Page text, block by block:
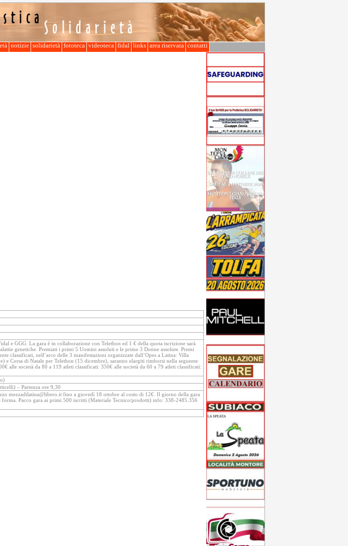
notizie solidarietà fototeca videoteca fidal links area riservata contatti
e GGG. La gara è in collaborazione con Telethon ed 1 € della quota iscrizione sarà
genetiche. Premiati i primi 5 Uomini assoluti e le prime 3 Donne assolute. Premi
classificati, nell’arco delle 3 manifestazioni organizzate dall’Opes a Latina: Villa
e Corsa di Natale per Telethon (15 dicembre), saranno elargiti rimborsi nella seguente
alle società da 80 a 119 atleti classificati: 350€ alle società da 60 a 79 atleti classificati:
– Partenza ore 9,30
mezzadilatina@libero.it fino a giovedì 18 ottobre al costo di 12€. Il giorno della gara
Pacco gara ai primi 500 iscritti (Materiale Tecnico/prodotti) info: 338-2485.356